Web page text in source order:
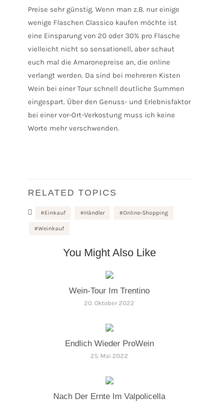
Preise sehr günstig. Wenn man z.B. nur einige
wenige Flaschen Classico kaufen möchte ist
eine Einsparung von 20 oder 30% pro Flasche
vielleicht nicht so sensationell, aber schaut
euch mal die Amaronepreise an, die online
verlangt werden. Da sind bei mehreren Kisten
Wein bei einer Tour schnell deutliche Summen
eingespart. Über den Genuss- und Erlebnisfaktor
bei einer vor-Ort-Verkostung muss ich keine
Worte mehr verschwenden.
RELATED TOPICS
Einkauf Händler Online-Shopping
Weinkauf
You Might Also Like
Wein-Tour Im Trentino
20. Oktober 2022
Endlich Wieder ProWein
25. Mai 2022
Nach Der Ernte Im Valpolicella